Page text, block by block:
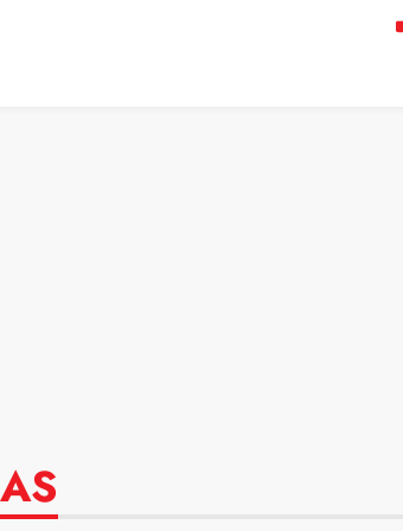
principal
o regístrate